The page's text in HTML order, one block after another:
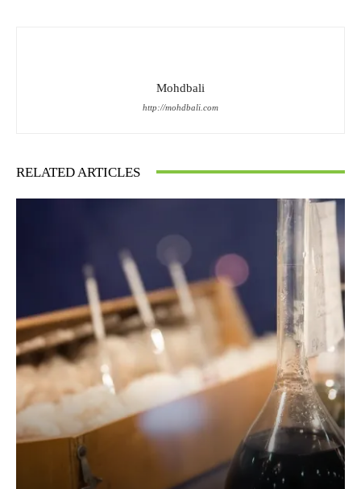
Mohdbali
http://mohdbali.com
RELATED ARTICLES